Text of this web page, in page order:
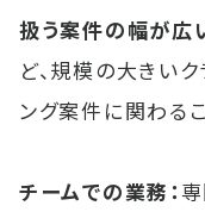
扱う案件の幅が広
ど、規模の大きい
ング案件に関わる
チームでの業務：